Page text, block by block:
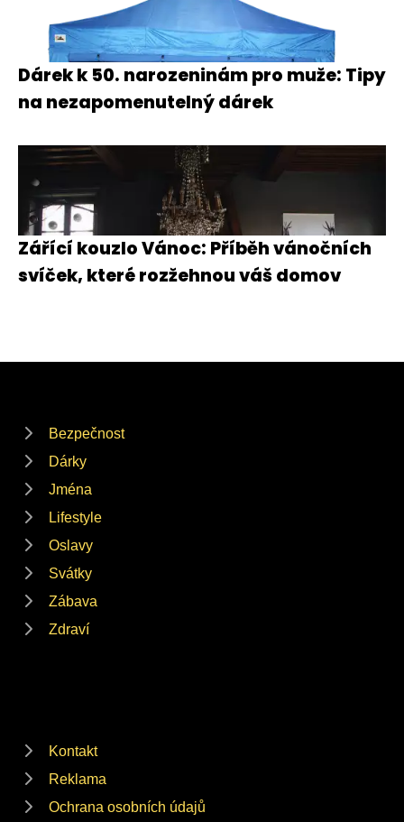
Dárek k 50. narozeninám pro muže: Tipy
na nezapomenutelný dárek
Zářící kouzlo Vánoc: Příběh vánočních
svíček, které rozžehnou váš domov
Bezpečnost
Dárky
Jména
Lifestyle
Oslavy
Svátky
Zábava
Zdraví
Kontakt
Reklama
Ochrana osobních údajů